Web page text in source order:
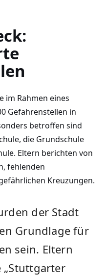
im Rahmen eines
Gefahrenstellen in
betroffen sind
die Grundschule
Eltern berichten von
fehlenden
Kreuzungen.
der Stadt
Grundlage für
sein. Eltern